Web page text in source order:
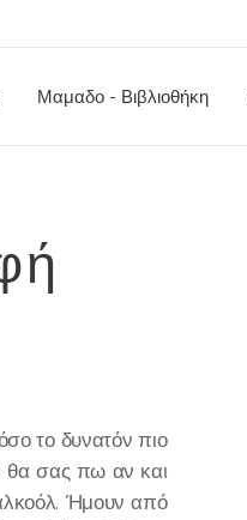
Μαμαδο - Βιβλιοθήκη
το δυνατόν πιο
θα σας πω αν και
Ήμουν από